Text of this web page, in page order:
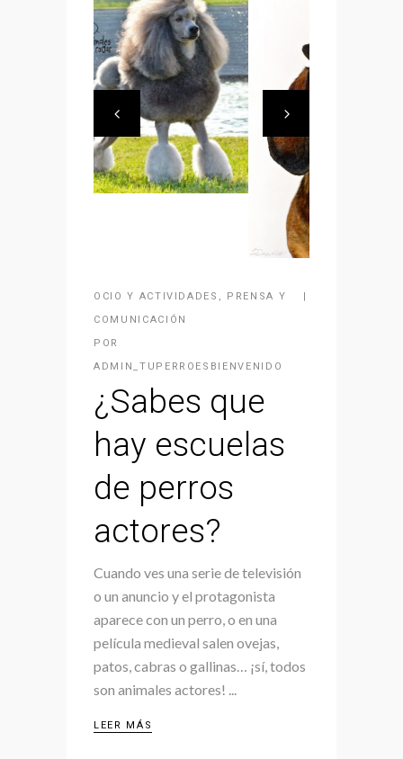
OCIO Y ACTIVIDADES ,
PRENSA Y
COMUNICACIÓN
POR
ADMIN_TUPERROESBIENVENIDO
¿Sabes que
hay escuelas
de perros
actores?
Cuando ves una serie de televisión
o un anuncio y el protagonista
aparece con un perro, o en una
película medieval salen ovejas,
patos, cabras o gallinas… ¡sí, todos
son animales actores!
LEER MÁS